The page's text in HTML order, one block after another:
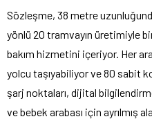
Sözleşme, 38 metre
yönlü 20 tramvayın üretimiyle
bakım hizmetini içeriyor. Her
yolcu taşıyabiliyor ve 80 sabit
şarj noktaları, dijital
ve bebek arabası için ayrılmış